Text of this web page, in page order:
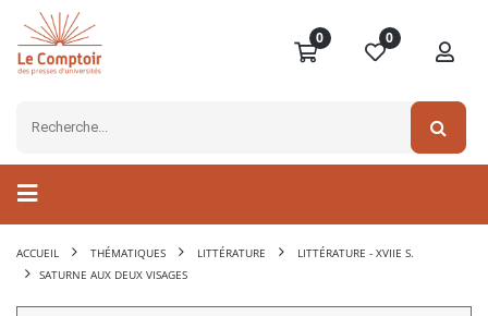
0 0
ACCUEIL THÉMATIQUES LITTÉRATURE
LITTÉRATURE - XVIIE S.
SATURNE AUX DEUX VISAGES